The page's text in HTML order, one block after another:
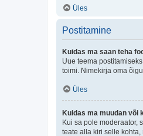
Üles
Postitamine
Kuidas ma saan teha
Uue teema
toimi. Nimekirja oma
Üles
Kuidas ma muudan või
Kui sa pole moderaator,
teate alla kiri selle